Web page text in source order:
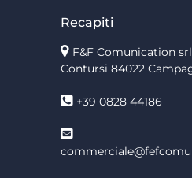
Recapiti
F&F Comunication
Contursi 84022
+39 0828 44186